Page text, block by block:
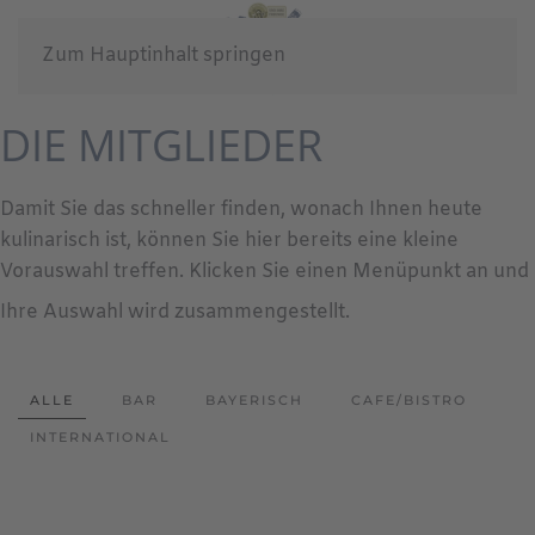
Zum Hauptinhalt springen
DIE MITGLIEDER
Damit Sie das schneller finden, wonach Ihnen heute
kulinarisch ist, können Sie hier bereits eine kleine
Vorauswahl treffen. Klicken Sie einen Menüpunkt an und
Ihre Auswahl wird zusammengestellt.
ALLE BAR BAYERISCH CAFE/BISTRO
INTERNATIONAL